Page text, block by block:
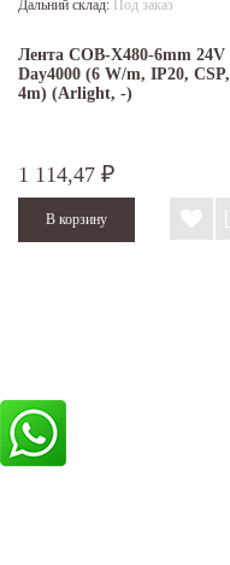
Дальний склад: Под заказ
Лента COB-X480-6mm 24V
Day4000 (6 W/m, IP20, CSP,
4m) (Arlight, -)
1 114,47 ₽